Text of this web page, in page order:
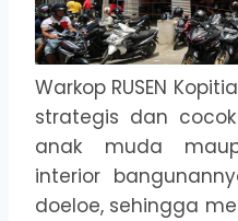
Warkop RUSEN
strategis dan
anak muda
interior
doeloe, sehingga